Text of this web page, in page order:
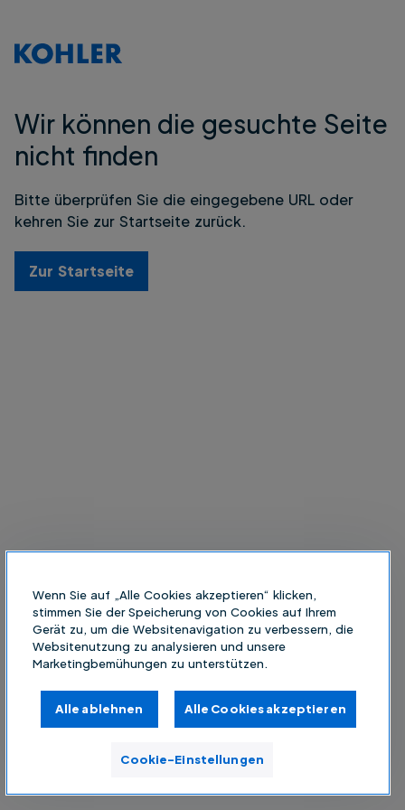
Wir können die gesuchte Seite
nicht finden
Bitte überprüfen Sie die eingegebene URL oder
kehren Sie zur Startseite zurück.
Zur Startseite
Wenn Sie auf „Alle Cookies akzeptieren“ klicken,
stimmen Sie der Speicherung von Cookies auf Ihrem
Gerät zu, um die Websitenavigation zu verbessern, die
Websitenutzung zu analysieren und unsere
Marketingbemühungen zu unterstützen.
Alle ablehnen Alle Cookies akzeptieren
Cookie-Einstellungen